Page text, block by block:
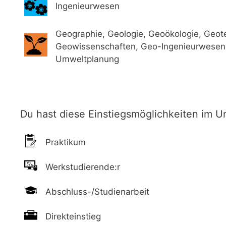
Ingenieurwesen
Geographie, Geologie, Geoökologie,
Geowissenschaften, Geo-
Umweltplanung
Du hast diese Einstiegsmöglichkeiten im
Praktikum
Werkstudierende:r
Abschluss-/Studienarbeit
Direkteinstieg